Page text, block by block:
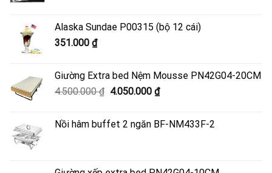
Alaska Sundae P00315 (bộ 12 cái)
351.000 ₫
Giường Extra bed Nệm Mousse PN42G04-20CM
4.500.000₫ Giá
4.500.000 ₫.
4.050.000 ₫Giá
là:
Nồi hâm buffet 2 ngăn BF-NM433F-2